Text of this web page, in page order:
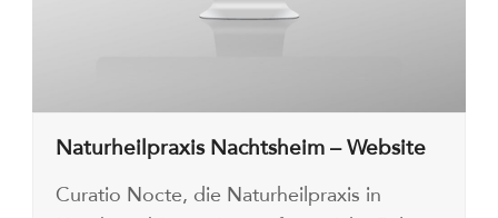
Naturheilpraxis Nachtsheim – Website
Curatio Nocte, die Naturheilpraxis in